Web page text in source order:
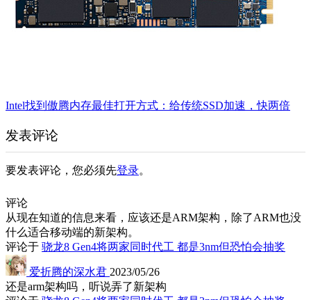
Intel找到傲腾内存最佳打开方式：给传统SSD加速，快两倍
发表评论
要发表评论，您必须先登录。
评论
从现在知道的信息来看，应该还是ARM架构，除了ARM也没
什么适合移动端的新架构。
评论于 骁龙8 Gen4将两家同时代工 都是3nm但恐怕会抽奖
爱折腾的深水君 2023/05/26
还是arm架构吗，听说弄了新架构